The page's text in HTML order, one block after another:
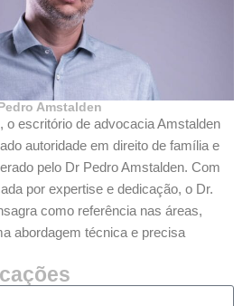
Amstalden
o escritório de advocacia Amstalden
autoridade em direito de família e
pelo Dr Pedro Amstalden. Com
por expertise e dedicação, o Dr.
como referência nas áreas,
abordagem técnica e precisa